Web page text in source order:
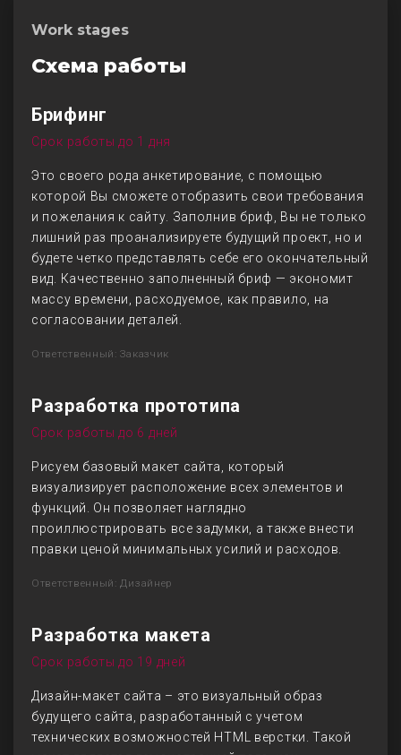
Work stages
Схема работы
Брифинг
Срок работы до 1 дня
Это своего рода анкетирование, с помощью
которой Вы сможете отобразить свои требования
и пожелания к сайту. Заполнив бриф, Вы не только
лишний раз проанализируете будущий проект, но и
будете четко представлять себе его окончательный
вид. Качественно заполненный бриф — экономит
массу времени, расходуемое, как правило, на
согласовании деталей.
Ответственный: Заказчик
Разработка прототипа
Срок работы до 6 дней
Рисуем базовый макет сайта, который
визуализирует расположение всех элементов и
функций. Он позволяет наглядно
проиллюстрировать все задумки, а также внести
правки ценой минимальных усилий и расходов.
Ответственный: Дизайнер
Разработка макета
Срок работы до 19 дней
Дизайн-макет сайта – это визуальный образ
будущего сайта, разработанный с учетом
технических возможностей HTML верстки. Такой